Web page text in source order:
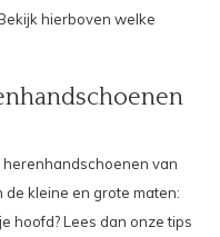
hierboven welke
van
kleine en grote maten:
hoofd? Lees dan onze tips